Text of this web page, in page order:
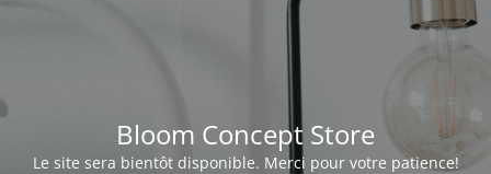
Bloom Concept Store
Le site sera bientôt disponible. Merci pour votre patience!